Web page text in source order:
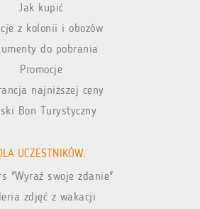
Jak kupić
z kolonii i obozów
do pobrania
Promocje
najniższej ceny
Bon Turystyczny
UCZESTNIKÓW:
"Wyraź swoje zdanie"
zdjęć z wakacji